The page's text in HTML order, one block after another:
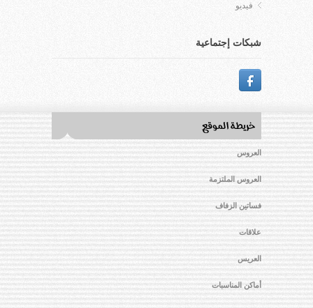
فيديو
شبكات إجتماعية
العروس
العروس الملتزمة
فساتين الزفاف
علاقات
العريس
أماكن المناسبات